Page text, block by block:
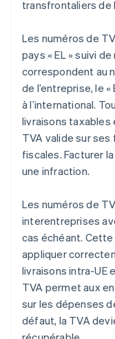
transfrontaliers de
Les numéros de
pays « EL » suivi
correspondent au
de l’entreprise, le
à l’international.
livraisons taxables
TVA valide sur
fiscales. Facturer
une infraction.
Les numéros de
interentreprises
cas échéant.
appliquer
livraisons intra-UE
TVA permet aux
sur les dépenses
défaut, la TVA